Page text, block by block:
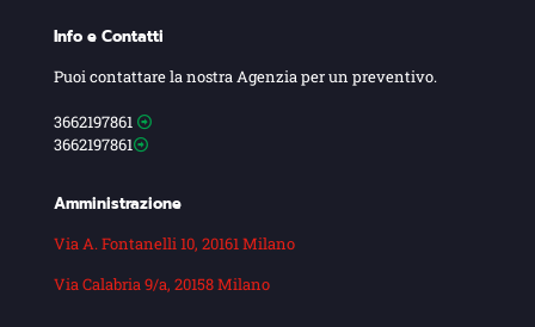
Info e Contatti
Puoi contattare la nostra Agenzia per un preventivo.
3662197861
3662197861
Amministrazione
Via A. Fontanelli 10, 20161 Milano
Via Calabria 9/a, 20158 Milano